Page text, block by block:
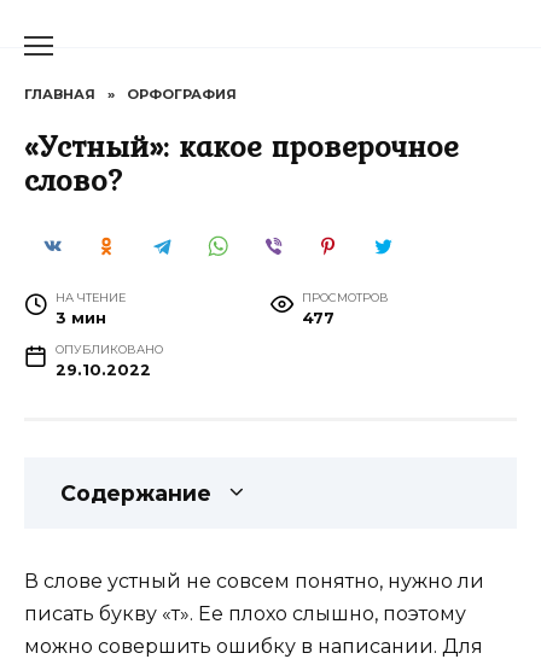
ГЛАВНАЯ » ОРФОГРАФИЯ
«Устный»: какое проверочное
слово?
НА ЧТЕНИЕ
3 мин
ПРОСМОТРОВ
477
ОПУБЛИКОВАНО
29.10.2022
Содержание
В слове устный не совсем понятно, нужно ли
писать букву «т». Ее плохо слышно, поэтому
можно совершить ошибку в написании. Для